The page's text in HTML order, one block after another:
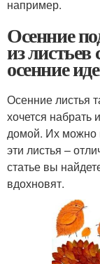
например.
Осенние
из
осенние
Осенние листья
хочется
домой. Их можно
эти листья –
статье вы
вдохновят.